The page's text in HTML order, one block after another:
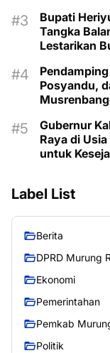
Bupati
Tangka
Lestarikan
Posyandu,
Gubernur
Raya di
untuk
Label List
Berita
DPRD Murung
Ekonomi
Pemerintahan
Pemkab
Politik